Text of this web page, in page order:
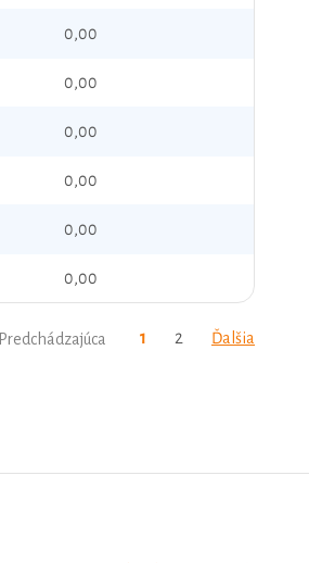
0,00
0,00
0,00
0,00
0,00
0,00
Predchádzajúca 1 2 Ďalšia